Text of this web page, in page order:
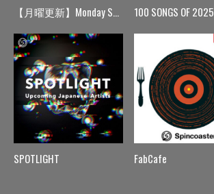
【月曜更新】Monday Spin
SPOTLIGHT
100 SONGS OF 2025
FabCafe